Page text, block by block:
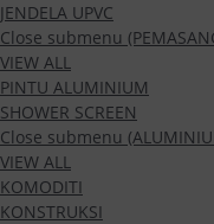
JENDELA UPVC
Close submenu
VIEW ALL
PINTU ALUMINIUM
SHOWER SCREEN
Close submenu
VIEW ALL
KOMODITI
KONSTRUKSI